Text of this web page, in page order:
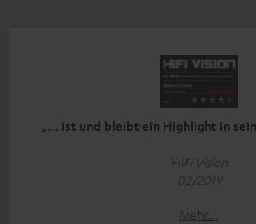
„… ist und bleibt ein Highlight in
HiFi Vision
02/2019
Mehr...